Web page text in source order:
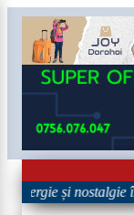
și nostalgie în